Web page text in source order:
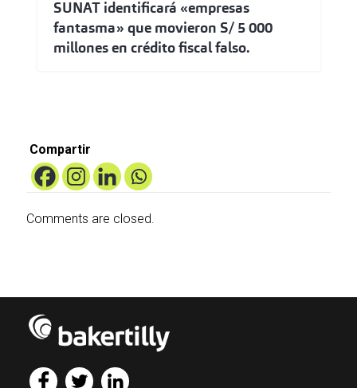
SUNAT identificará «empresas
fantasma» que movieron S/ 5 000
millones en crédito fiscal falso.
Compartir
Comments are closed.